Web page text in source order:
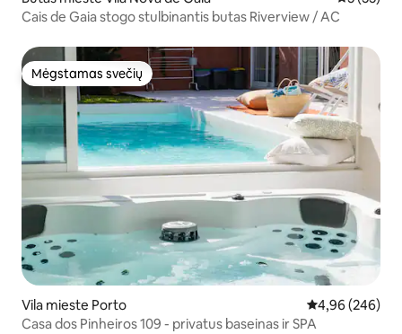
Cais de Gaia stogo stulbinantis butas Riverview / AC
Mėgstamas svečių
Mėgstamas svečių
Vila mieste Porto Vidutinis
4,96 (246)
Casa dos Pinheiros 109 - privatus baseinas ir SPA